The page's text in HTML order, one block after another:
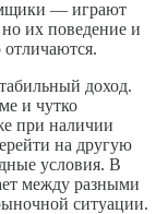
— играют
их поведение и
доход.
и чутко
при наличии
на другую
условия. В
между разными
ситуации.